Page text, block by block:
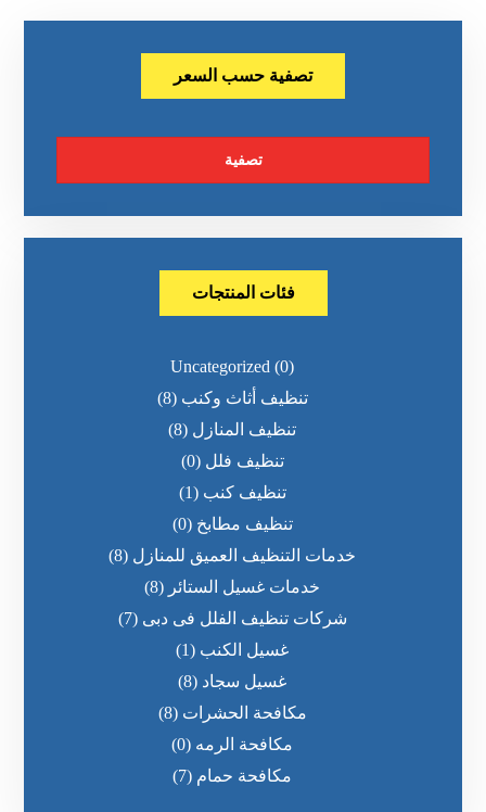
تصفية حسب السعر
تصفية
فئات المنتجات
Uncategorized (0)
تنظيف أثاث وكنب (8)
تنظيف المنازل (8)
تنظيف فلل (0)
تنظيف كنب (1)
تنظيف مطابخ (0)
خدمات التنظيف العميق للمنازل (8)
خدمات غسيل الستائر (8)
شركات تنظيف الفلل فى دبى (7)
غسيل الكنب (1)
غسيل سجاد (8)
مكافحة الحشرات (8)
مكافحة الرمه (0)
مكافحة حمام (7)